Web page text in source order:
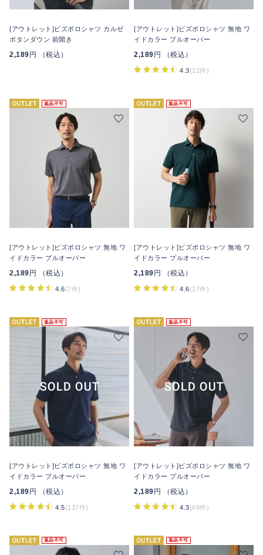
[アウトレット]ビズポロシャツ カルゼ
ボタンダウン 前開き
2,189 円 （税込）
[アウトレット]ビズポロシャツ 無地 ワ
イドカラー プルオーバー
2,189 円 （税込）
4.3(12件)
返品不可
[アウトレット]ビズポロシャツ 無地 ワ
イドカラー プルオーバー
2,189 円 （税込）
4.6(7件)
返品不可
[アウトレット]ビズポロシャツ 無地 ワ
イドカラー プルオーバー
2,189 円 （税込）
4.6(17件)
返品不可
[アウトレット]ビズポロシャツ 無地 ワ
イドカラー プルオーバー
2,189 円 （税込）
4.5(137件)
返品不可
[アウトレット]ビズポロシャツ 無地 ワ
イドカラー プルオーバー
2,189 円 （税込）
4.3(69件)
返品不可 返品不可